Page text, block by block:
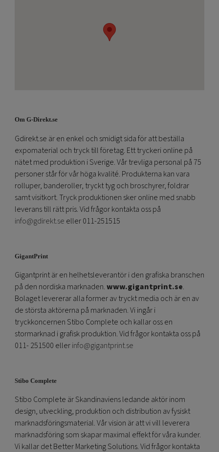
Om G-Direkt.se
Gdirekt.se är en enkel och smidigt sida för att beställa
expomaterial och tryck till företag. Ett tryckeri online på
nätet med produktion i Sverige. Vår trevliga personal på 75
personer står för vår höga kvalité. Produkterna kan vara
rolluper, banderoller, tryckt tyg och broschyrer, foldrar
samt visitkort. Tryck produktionen sker online med snabb
leverans till rätt pris. Vid frågor kontakta oss på
info@gdirekt.se eller 011-251515
GigantPrint
Gigantprint är en helhetsleverantör i den grafiska branschen
på den nordiska marknaden.www.gigantprint.se.
Bolaget levererar alla former av tryckt media och är en av
de största aktörerna på marknaden. Vi ingår i
tryckkoncernen Stibo Complete och kallar oss en
stormarknad i grafisk produktion. Vid frågor kontakta oss på
011- 251500 ellerinfo@gigantprint.se
Stibo Complete
Stibo Complete är Skandinaviens ledande aktör inom
design, utveckling, produktion och distribution av fysiskt
marknadsföringsmaterial. Vår vision är att vi vill leverera
marknadsföring som skapar maximal effekt för våra kunder.
Vi kallar det Better Marketing Solutions. Vid frågor kontakta